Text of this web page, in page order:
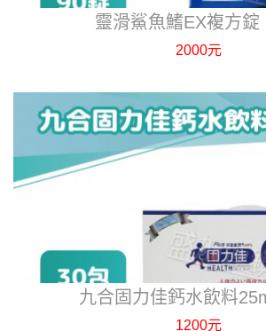
靈滑鯊魚鰭EX複方錠
2000元
九合固力佳鈣水飲料
1200元